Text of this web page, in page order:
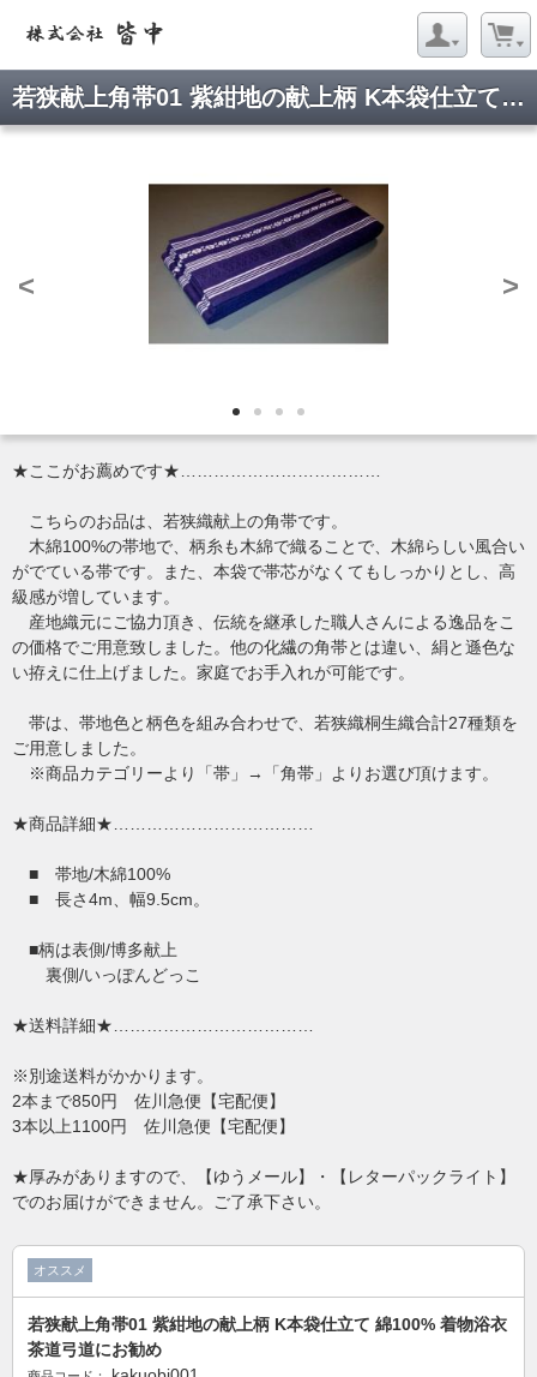
若狭献上角帯01 紫紺地の献上柄 Κ本袋仕立て 綿100% 着物浴衣茶道弓道にお勧め
< >
★ここがお薦めです★………………………………
こちらのお品は、若狭織献上の角帯です。
木綿100%の帯地で、柄糸も木綿で織ることで、木綿らしい風合い
がでている帯です。また、本袋で帯芯がなくてもしっかりとし、高
級感が増しています。
産地織元にご協力頂き、伝統を継承した職人さんによる逸品をこ
の価格でご用意致しました。他の化繊の角帯とは違い、絹と遜色な
い拵えに仕上げました。家庭でお手入れが可能です。
帯は、帯地色と柄色を組み合わせで、若狭織桐生織合計27種類を
ご用意しました。
※商品カテゴリーより「帯」→「角帯」よりお選び頂けます。
★商品詳細★………………………………
■ 帯地/木綿100%
■ 長さ4m、幅9.5cm。
■柄は表側/博多献上
裏側/いっぽんどっこ
★送料詳細★………………………………
※別途送料がかかります。
2本まで850円 佐川急便【宅配便】
3本以上1100円 佐川急便【宅配便】
★厚みがありますので、【ゆうメール】・【レターパックライト】
でのお届けができません。ご了承下さい。
オススメ
若狭献上角帯01 紫紺地の献上柄 Κ本袋仕立て 綿100% 着物浴衣
茶道弓道にお勧め